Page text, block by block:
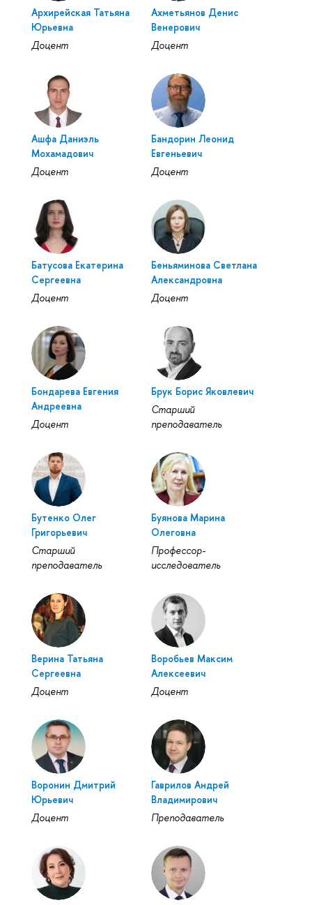
Архирейская Татьяна
Юрьевна
Доцент
Ахметьянов Денис
Венерович
Доцент
Ашфа Даниэль
Мохамадович
Доцент
Бандорин Леонид
Евгеньевич
Доцент
Батусова Екатерина
Сергеевна
Доцент
Беньяминова Светлана
Александровна
Доцент
Бондарева Евгения
Андреевна
Доцент
Брук Борис Яковлевич
Старший
преподаватель
Бутенко Олег
Григорьевич
Старший
преподаватель
Буянова Марина
Олеговна
Профессор-
исследователь
Верина Татьяна
Сергеевна
Доцент
Воробьев Максим
Алексеевич
Доцент
Воронин Дмитрий
Юрьевич
Доцент
Гаврилов Андрей
Владимирович
Преподаватель